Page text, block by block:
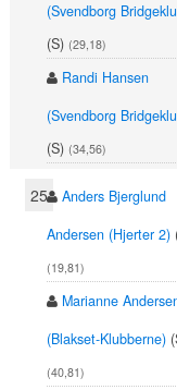
(Svendborg
(S) (29,18)
Randi Hansen
(Svendborg
(S) (34,56)
25
Anders Bjerglund
Andersen (Hjerter 2)
(19,81)
Marianne
(Blakset-Klubberne)
(40,81)